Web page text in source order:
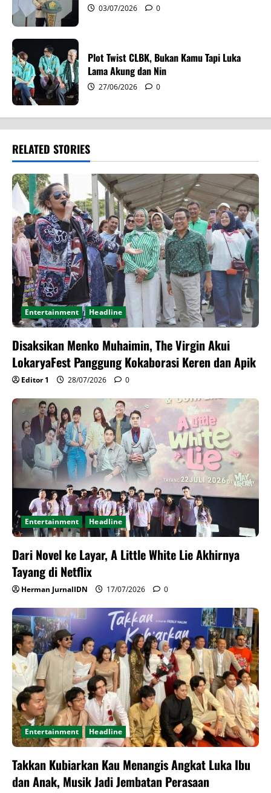
03/07/2026 0
Plot Twist CLBK, Bukan Kamu Tapi Luka
Lama Akung dan Nin
27/06/2026 0
RELATED STORIES
Entertainment Headline
Disaksikan Menko Muhaimin, The Virgin Akui
LokaryaFest Panggung Kokaborasi Keren dan Apik
Editor 1 28/07/2026 0
Entertainment Headline
Dari Novel ke Layar, A Little White Lie Akhirnya
Tayang di Netflix
Herman JurnalIDN 17/07/2026 0
Entertainment Headline
Takkan Kubiarkan Kau Menangis Angkat Luka Ibu
dan Anak, Musik Jadi Jembatan Perasaan